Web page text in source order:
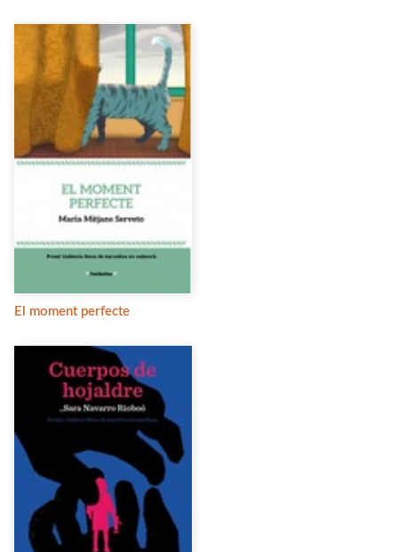
El moment perfecte